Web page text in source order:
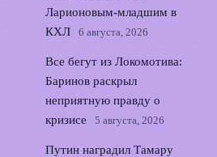
Ларионовым‑младшим в
КХЛ
6 августа, 2026
Все бегут из Локомотива:
Баринов раскрыл
неприятную правду о
кризисе
5 августа, 2026
Путин наградил Тамару